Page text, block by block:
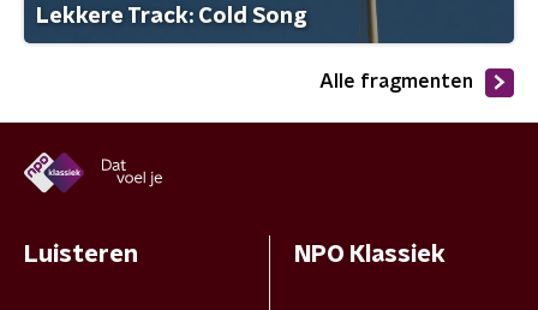
Lekkere Track: Cold Song
Alle fragmenten
Luisteren NPO Klassiek